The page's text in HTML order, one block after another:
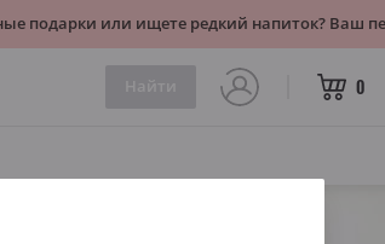
0
подарки или ищете редкий напиток? Ваш